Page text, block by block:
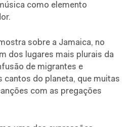
como elemento
sobre a Jamaica, no
dos lugares mais plurais da
de migrantes e
cantos do planeta, que muitas
com as pregações